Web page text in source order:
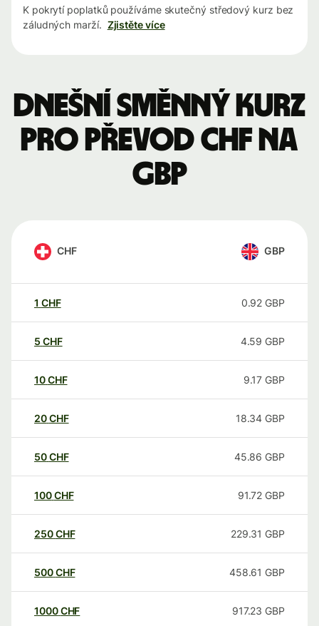
K pokrytí poplatků používáme skutečný středový kurz bez
záludných marží. Zjistěte více
Dnešní směnný kurz
pro převod CHF na
GBP
CHF GBP
1 CHF 0.92 GBP
5 CHF 4.59 GBP
10CHF 9.17 GBP
20CHF 18.34 GBP
50CHF 45.86 GBP
100CHF 91.72 GBP
250CHF 229.31 GBP
500CHF 458.61 GBP
1000CHF 917.23 GBP